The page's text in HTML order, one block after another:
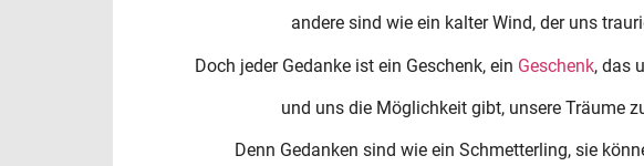
andere sind wie ein kalter Wind, der uns
Doch jeder Gedanke ist ein Geschenk, ein Geschenk, das
und uns die Möglichkeit gibt, unsere Träume
Denn Gedanken sind wie ein Schmetterling, sie